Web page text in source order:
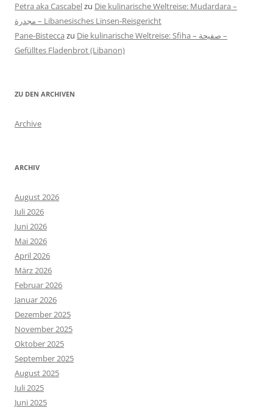
Petra aka Cascabelzu Die kulinarische Weltreise: Mudardara –
مجدرة – Libanesisches Linsen-Reisgericht
Pane-Bistecca zu Die kulinarische Weltreise: Sfiha – صفيحة –
Gefülltes Fladenbrot (Libanon)
ZU DEN ARCHIVEN
Archive
ARCHIV
August 2026
Juli 2026
Juni 2026
Mai 2026
April 2026
März 2026
Februar 2026
Januar 2026
Dezember 2025
November 2025
Oktober 2025
September 2025
August 2025
Juli 2025
Juni 2025